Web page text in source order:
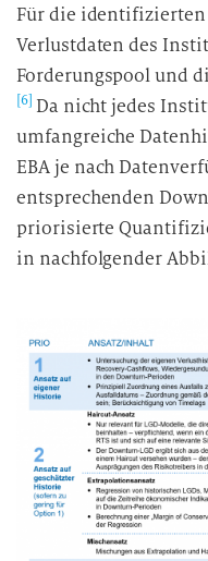
g
u
n
g
i
n
t
e
n
e
r
a
Für die
Verlustdaten des
Forderungspool und
[6] Da nicht jedes
umfangreiche
EBA je nach
entsprechenden
priorisierte
in nachfolgender